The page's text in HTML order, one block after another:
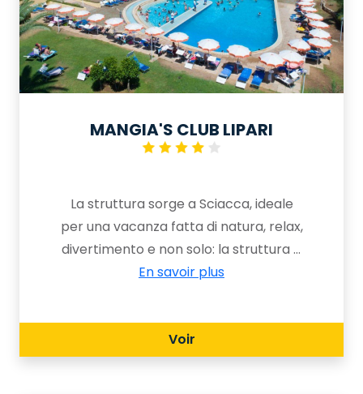
MANGIA'S CLUB LIPARI
La struttura sorge a Sciacca, ideale
per una vacanza fatta di natura, relax,
divertimento e non solo: la struttura è
immersa nel verde, con piscine per
spiaggia privata attrezzata con lettini
e ombrelloni.
En savoir plus
Voir